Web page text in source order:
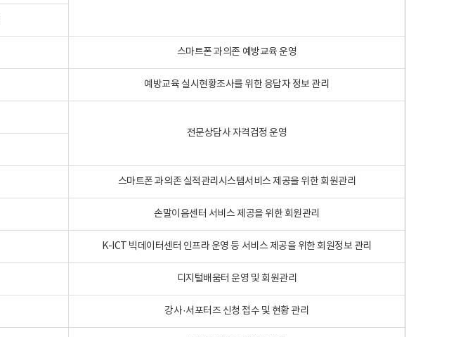
스마트폰 과의존 예방교육 운영
예방교육 실시현황조사를 위한 응답자 정보 관리
전문상담사 자격검정 운영
스마트폰 과의존 실적관리시스템서비스 제공을 위한 회원관리
손말이음센터 서비스 제공을 위한 회원관리
K-ICT 빅데이터센터 인프라 운영 등 서비스 제공을 위한 회원정보 관리
디지털배움터 운영 및 회원관리
강사·서포터즈 신청 접수 및 현황 관리